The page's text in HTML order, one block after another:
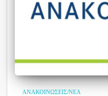
ΑΝΑΚΟΙΝΏΣΕΙΣ/ΝΈΑ